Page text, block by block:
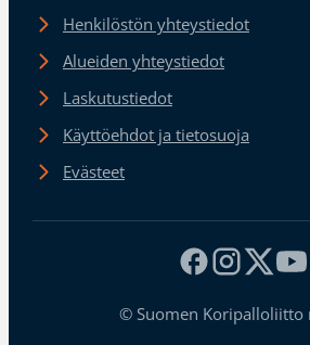
Henkilöstön yhteystiedot
Alueiden yhteystiedot
Laskutustiedot
Käyttöehdot ja tietosuoja
Evästeet
© Suomen Koripalloliitto